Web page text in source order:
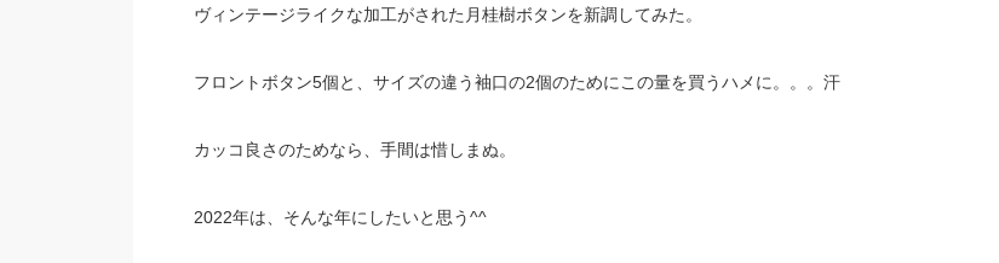
ヴィンテージライクな加工がされた月桂樹ボタンを新調してみた。
フロントボタン5個と、サイズの違う袖口の2個のためにこの量を買うハメに。。。汗
カッコ良さのためなら、手間は惜しまぬ。
2022年は、そんな年にしたいと思う^^